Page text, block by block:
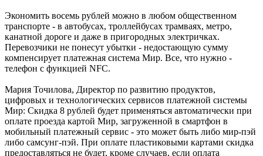
Экономить восемь рублей можно в любом общественном
транспорте - в автобусах, троллейбусах трамваях, метро,
канатной дороге и даже в пригородных электричках.
Перевозчики не понесут убытки - недостающую сумму
компенсирует платежная система Мир. Все, что нужно -
телефон с функцией NFC.
Мария Точилова, Директор по развитию продуктов,
цифровых и технологических сервисов платежной системы
Мир: Скидка 8 рублей будет применяться автоматически при
оплате проезда картой Мир, загруженной в смартфон в
мобильный платежный сервис - это может быть либо мир-пэй
либо самсунг-пэй. При оплате пластиковыми картами скидка
предоставляться не будет, кроме случаев, если оплата